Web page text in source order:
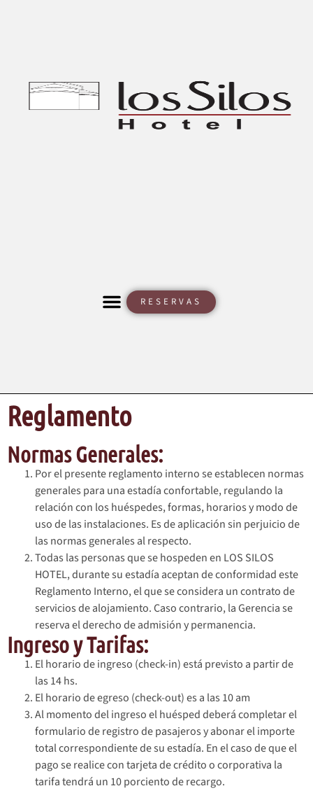
RESERVAS
Reglamento
Normas Generales:
Por el presente reglamento interno se establecen normas
generales para una estadía confortable, regulando la
relación con los huéspedes, formas, horarios y modo de
uso de las instalaciones. Es de aplicación sin perjuicio de
las normas generales al respecto.
Todas las personas que se hospeden en LOS SILOS
HOTEL, durante su estadía aceptan de conformidad este
Reglamento Interno, el que se considera un contrato de
servicios de alojamiento. Caso contrario, la Gerencia se
reserva el derecho de admisión y permanencia.
Ingreso y Tarifas:
El horario de ingreso (check-in) está previsto a partir de
las 14 hs.
El horario de egreso (check-out) es a las 10 am
Al momento del ingreso el huésped deberá completar el
formulario de registro de pasajeros y abonar el importe
total correspondiente de su estadía. En el caso de que el
pago se realice con tarjeta de crédito o corporativa la
tarifa tendrá un 10 porciento de recargo.